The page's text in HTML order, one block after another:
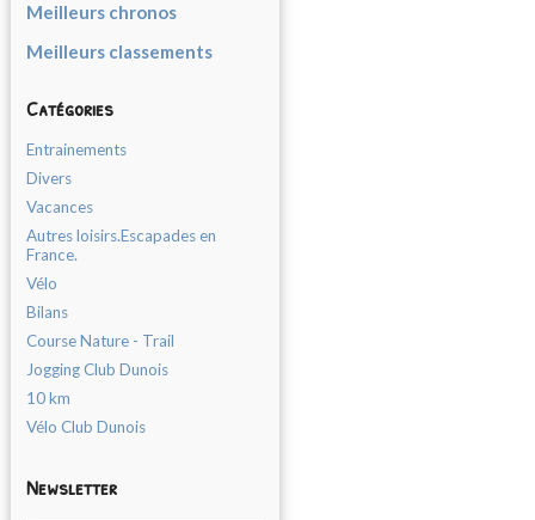
Meilleurs chronos
Meilleurs classements
Catégories
Entrainements
Divers
Vacances
Autres loisirs.Escapades en
France.
Vélo
Bilans
Course Nature - Trail
Jogging Club Dunois
10 km
Vélo Club Dunois
Newsletter